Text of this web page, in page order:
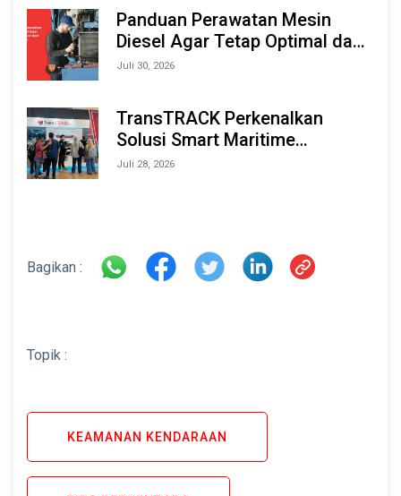
Panduan Perawatan Mesin
Diesel Agar Tetap Optimal dan
Tahan Lama
Juli 30, 2026
TransTRACK Perkenalkan
Solusi Smart Maritime
Monitoring Berbasis AI dan IoT
Juli 28, 2026
Bagikan :
Topik :
KEAMANAN KENDARAAN